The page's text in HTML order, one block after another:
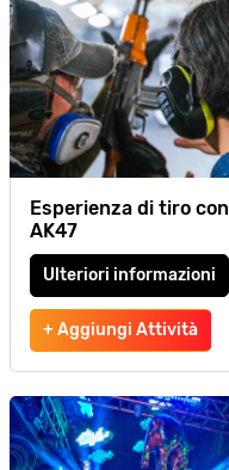
Esperienza di tiro con
AK47
Ulteriori informazioni
+ Aggiungi Attività